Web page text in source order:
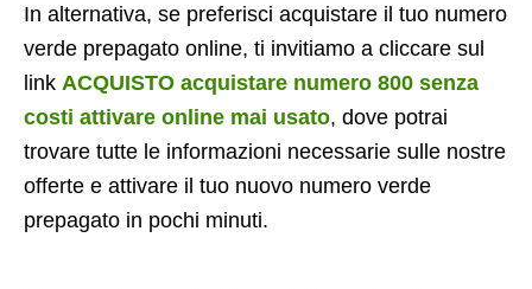
In alternativa, se preferisci acquistare il tuo numero
verde prepagato online, ti invitiamo a cliccare sul
link ACQUISTO acquistare numero 800 senza
costi attivare online mai usato, dove potrai
trovare tutte le informazioni necessarie sulle nostre
offerte e attivare il tuo nuovo numero verde
prepagato in pochi minuti.